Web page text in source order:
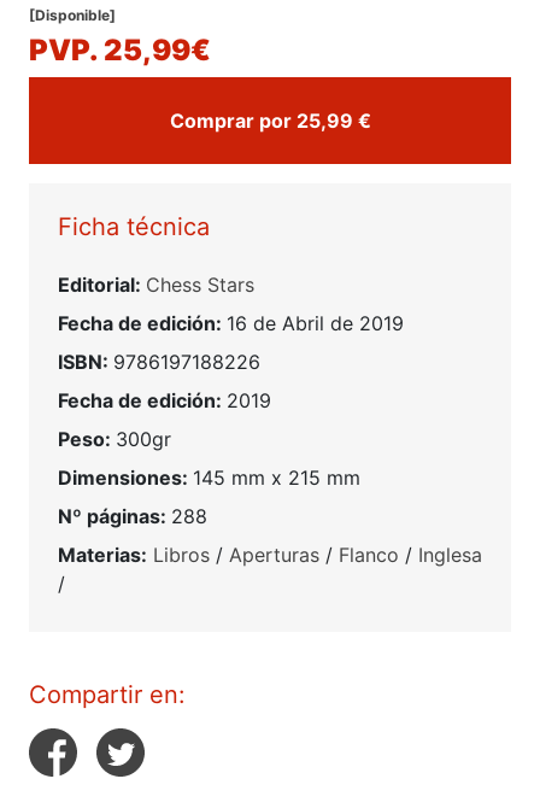
[Disponible]
PVP. 25,99€
Comprar por 25,99 €
Ficha técnica
Editorial: Chess Stars
Fecha de edición: 16 de Abril de 2019
ISBN: 9786197188226
Fecha de edición: 2019
Peso: 300gr
Dimensiones: 145 mm x 215 mm
Nº páginas: 288
Materias: Libros / Aperturas / Flanco / Inglesa
/
Compartir en: